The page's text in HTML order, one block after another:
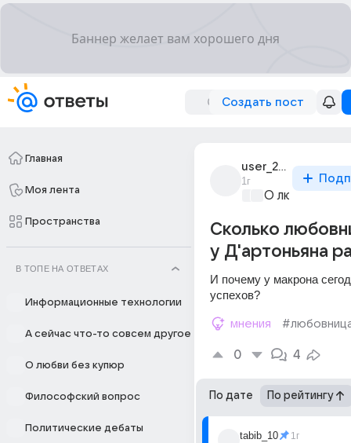
Создать пост
Главная
Моя лента
Пространства
В ТОПЕ НА ОТВЕТАХ
Информационные технологии
А сейчас что-то совсем другое
О любви без купюр
Философский вопрос
Политические дебаты
user_283592213
1г
О любви без
Сколько
у Д'артоньяна
И почему у макрона
успехов?
мнения
0 4
По дате По рейтингу
tabib_10 1г